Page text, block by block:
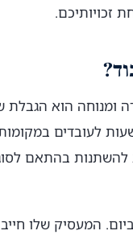
זכויותיכם.
ומנוחה הוא
להשתנות בהתאם
עובד שחייב לעבוד מעל 8 שעות